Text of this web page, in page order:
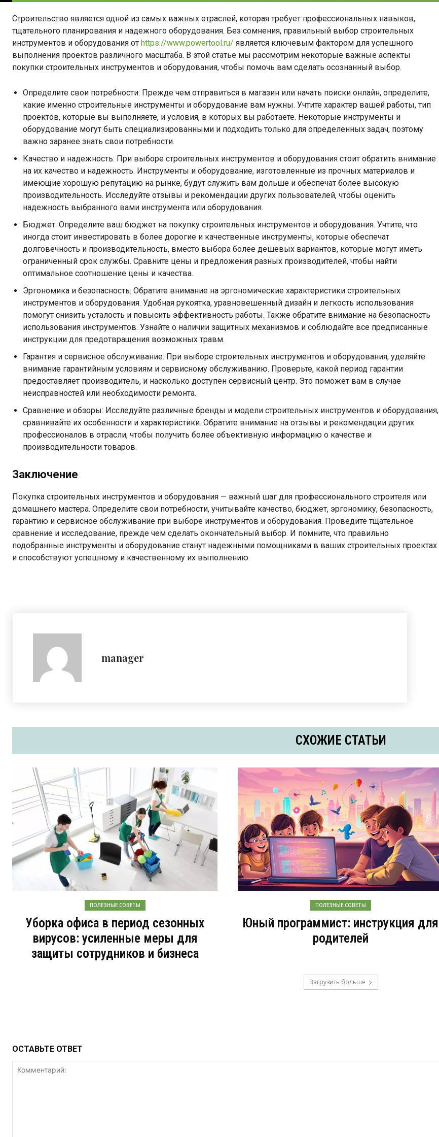
Строительство является одной из самых важных отраслей, которая требует профессиональных навыков,
тщательного планирования и надежного оборудования. Без сомнения, правильный выбор строительных
инструментов и оборудования от https://www.powertool.ru/ является ключевым фактором для успешного
выполнения проектов различного масштаба. В этой статье мы рассмотрим некоторые важные аспекты
покупки строительных инструментов и оборудования, чтобы помочь вам сделать осознанный выбор.
Определите свои потребности: Прежде чем отправиться в магазин или начать поиски онлайн, определите,
какие именно строительные инструменты и оборудование вам нужны. Учтите характер вашей работы, тип
проектов, которые вы выполняете, и условия, в которых вы работаете. Некоторые инструменты и
оборудование могут быть специализированными и подходить только для определенных задач, поэтому
важно заранее знать свои потребности.
Качество и надежность: При выборе строительных инструментов и оборудования стоит обратить внимание
на их качество и надежность. Инструменты и оборудование, изготовленные из прочных материалов и
имеющие хорошую репутацию на рынке, будут служить вам дольше и обеспечат более высокую
производительность. Исследуйте отзывы и рекомендации других пользователей, чтобы оценить
надежность выбранного вами инструмента или оборудования.
Бюджет: Определите ваш бюджет на покупку строительных инструментов и оборудования. Учтите, что
иногда стоит инвестировать в более дорогие и качественные инструменты, которые обеспечат
долговечность и производительность, вместо выбора более дешевых вариантов, которые могут иметь
ограниченный срок службы. Сравните цены и предложения разных производителей, чтобы найти
оптимальное соотношение цены и качества.
Эргономика и безопасность: Обратите внимание на эргономические характеристики строительных
инструментов и оборудования. Удобная рукоятка, уравновешенный дизайн и легкость использования
помогут снизить усталость и повысить эффективность работы. Также обратите внимание на безопасность
использования инструментов. Узнайте о наличии защитных механизмов и соблюдайте все предписанные
инструкции для предотвращения возможных травм.
Гарантия и сервисное обслуживание: При выборе строительных инструментов и оборудования, уделяйте
внимание гарантийным условиям и сервисному обслуживанию. Проверьте, какой период гарантии
предоставляет производитель, и насколько доступен сервисный центр. Это поможет вам в случае
неисправностей или необходимости ремонта.
Сравнение и обзоры: Исследуйте различные бренды и модели строительных инструментов и оборудования,
сравнивайте их особенности и характеристики. Обратите внимание на отзывы и рекомендации других
профессионалов в отрасли, чтобы получить более объективную информацию о качестве и
производительности товаров.
Заключение
Покупка строительных инструментов и оборудования — важный шаг для профессионального строителя или
домашнего мастера. Определите свои потребности, учитывайте качество, бюджет, эргономику, безопасность,
гарантию и сервисное обслуживание при выборе инструментов и оборудования. Проведите тщательное
сравнение и исследование, прежде чем сделать окончательный выбор. И помните, что правильно
подобранные инструменты и оборудование станут надежными помощниками в ваших строительных проектах
и способствуют успешному и качественному их выполнению.
manager
СХОЖИЕ СТАТЬИ
ПОЛЕЗНЫЕ СОВЕТЫ
Уборка офиса в период сезонных
вирусов: усиленные меры для
защиты сотрудников и бизнеса
ПОЛЕЗНЫЕ СОВЕТЫ
Юный программист: инструкция для
родителей
Загрузить больше
ОСТАВЬТЕ ОТВЕТ